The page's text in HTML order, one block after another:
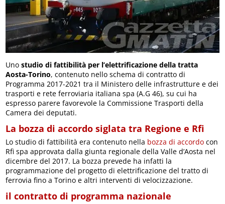
Unostudio di fattibilità per l’elettrificazione della tratta
Aosta-Torino, contenuto nello schema di contratto di
Programma 2017-2021 tra il Ministero delle infrastrutture e dei
trasporti e rete ferroviaria italiana spa (A.G 46), su cui ha
espresso parere favorevole la Commissione Trasporti della
Camera dei deputati.
La bozza di accordo siglata tra Regione e Rfi
Lo studio di fattibilità era contenuto nella bozza di accordo con
Rfi spa approvata dalla giunta regionale della Valle d’Aosta nel
dicembre del 2017. La bozza prevede ha infatti la
programmazione del progetto di elettrificazione del tratto di
ferrovia fino a Torino e altri interventi di velocizzazione.
il contratto di programma nazionale